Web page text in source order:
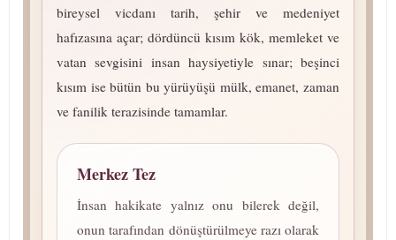
bireysel vicdanı tarih, şehir ve medeniyet
hafızasına açar; dördüncü kısım kök, memleket ve
vatan sevgisini insan haysiyetiyle sınar; beşinci
kısım ise bütün bu yürüyüşü mülk, emanet, zaman
ve fanilik terazisinde tamamlar.
Merkez Tez
İnsan hakikate yalnız onu bilerek değil,
onun tarafından dönüştürülmeye razı olarak